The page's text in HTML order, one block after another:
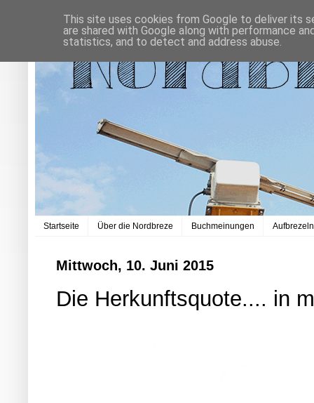
Startseite Über die Nordbreze Buchmeinungen
Mittwoch, 10. Juni 2015
Die Herkunftsquote.... in
This site uses cookies from Google to deliver its
are shared with Google along with performance
statistics, and to detect and address abuse.